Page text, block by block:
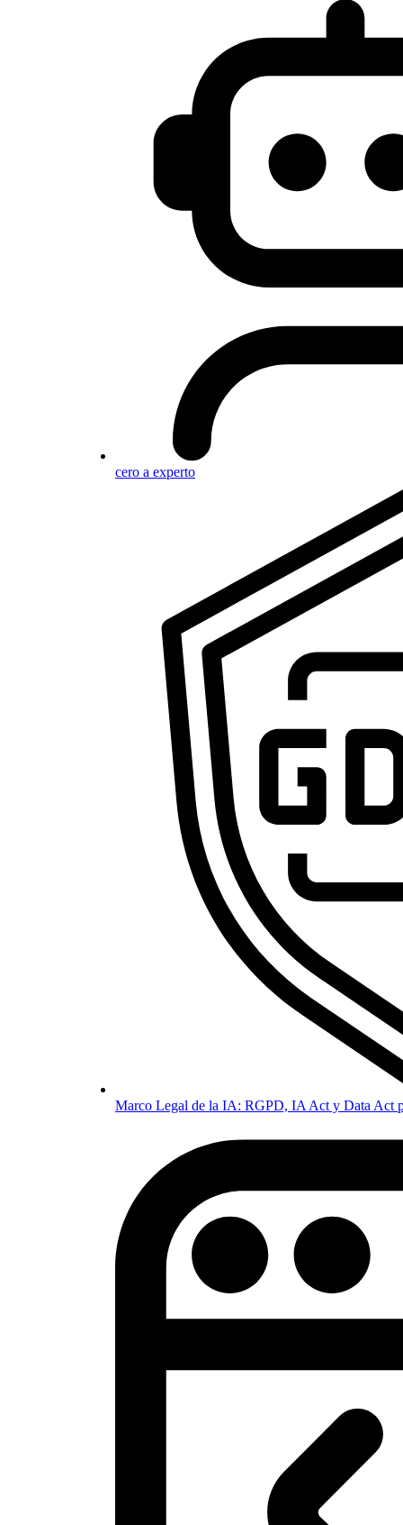
cero a experto
Marco Legal de la IA: RGPD, IA Act y Data Act